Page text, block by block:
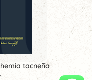
tacneña